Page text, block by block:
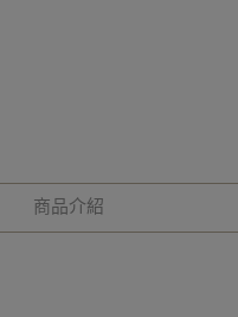
商品介紹